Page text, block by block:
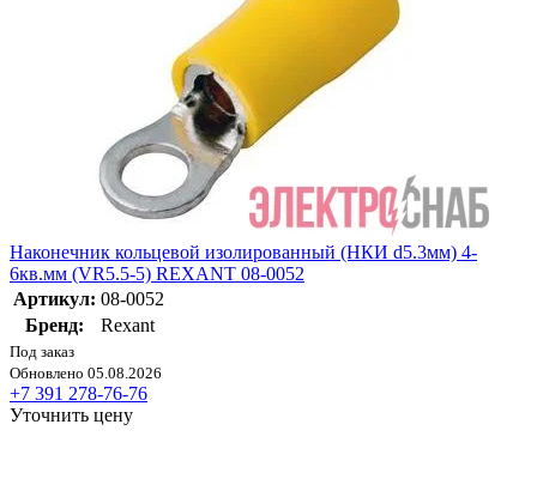
Наконечник кольцевой изолированный (НКИ d5.3мм) 4-
6кв.мм (VR5.5-5) REXANT 08-0052
Артикул: 08-0052
Бренд:
Rexant
Под заказ
Обновлено 05.08.2026
+7 391 278-76-76
Уточнить цену